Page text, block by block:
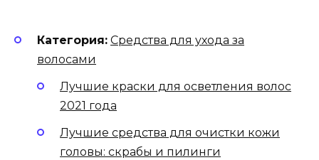
Категория: Средства для ухода за
волосами
Лучшие краски для осветления волос
2021 года
Лучшие средства для очистки кожи
головы: скрабы и пилинги